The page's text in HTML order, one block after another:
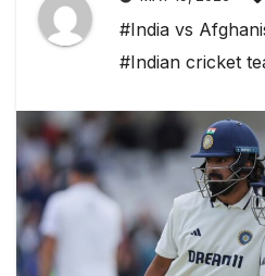
#India vs
#Indian cricket